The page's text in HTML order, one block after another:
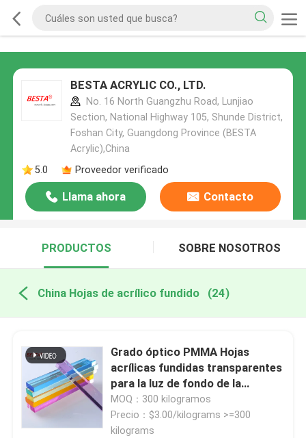
BESTA ACRYLIC CO., LTD.
No. 16 North Guangzhu Road, Lunjiao
Section, National Highway 105, Shunde District,
Foshan City, Guangdong Province (BESTA
Acrylic),China
5.0
Proveedor verificado
Llama ahora Contacto
PRODUCTOS SOBRE NOSOTROS
China Hojas de acrílico fundido (24)
Grado óptico PMMA Hojas
acrílicas fundidas transparentes
para la luz de fondo de la
cubierta del difusor
MOQ：300 kilogramos
Precio：$3.00/kilograms >=300
kilograms